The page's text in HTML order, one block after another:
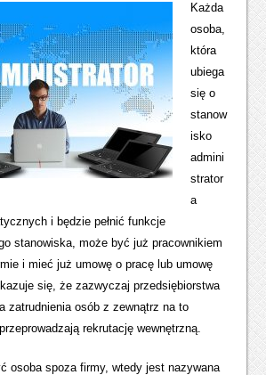
Każda
osoba,
która
ubiega
się o
stanow
isko
admini
strator
a
i będzie pełnić funkcje
stanowiska, może być już pracownikiem
i mieć już umowę o pracę lub umowę
się, że zazwyczaj przedsiębiorstwa
zatrudnienia osób z zewnątrz na to
rekrutację wewnętrzną.
osoba spoza firmy, wtedy jest nazywana